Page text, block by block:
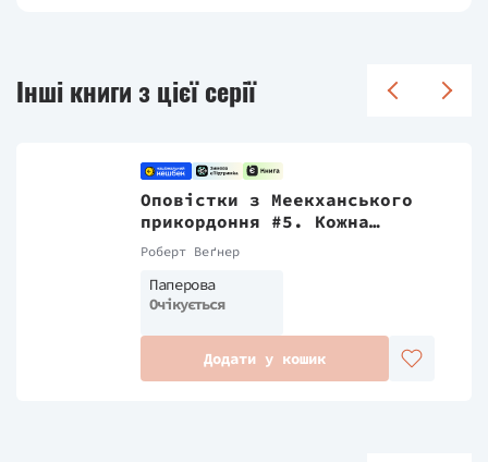
Інші книги з цієї серії
Оповістки з Меекханського
прикордоння #5. Кожна
мертва мрія
Роберт Веґнер
Паперова
Очікується
Додати у кошик